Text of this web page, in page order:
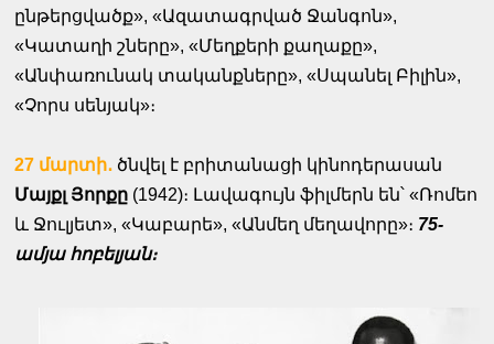
ընթերցվածք», «Ազատագրված Ջանգոն»,
«Կատաղի շները», «Մեղքերի քաղաքը»,
«Անփառունակ տականքները», «Սպանել Բիլին»,
«Չորս սենյակ»։
27 մարտի․ ծնվել է բրիտանացի կինոդերասան
Մայքլ Յորքը (1942)։ Լավագույն ֆիլմերն են՝ «Ռոմեո
և Ջուլյետ», «Կաբարե», «Անմեղ մեղավորը»։ 75-
ամյա հոբելյան։